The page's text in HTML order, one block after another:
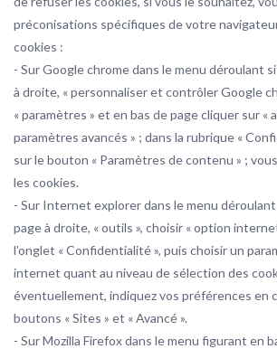
préconisations spécifiques de votre
cookies :
- Sur Google chrome dans le menu déroulant
à droite, « personnaliser et contrôler Google
« paramètres » et en bas de page cliquer sur «
paramètres avancés » ; dans la rubrique «
sur le bouton « Paramètres de contenu » ;
les cookies.
- Sur Internet explorer dans le menu
page à droite, « outils », choisir « option
l’onglet « Confidentialité », puis choisir un
internet quant au niveau de sélection des
éventuellement, indiquez vos préférences en
boutons « Sites » et « Avancé ».
- Sur Mozilla Firefox dans le menu figurant en